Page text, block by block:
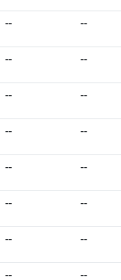
-- --
-- --
-- --
-- --
-- --
-- --
-- --
-- --